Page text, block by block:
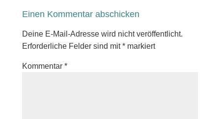
Einen Kommentar abschicken
Deine E-Mail-Adresse wird nicht veröffentlicht.
Erforderliche Felder sind mit*markiert
Kommentar *